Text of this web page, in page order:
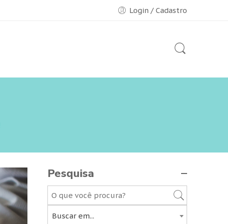
Login / Cadastro
Pesquisa
Buscar em...